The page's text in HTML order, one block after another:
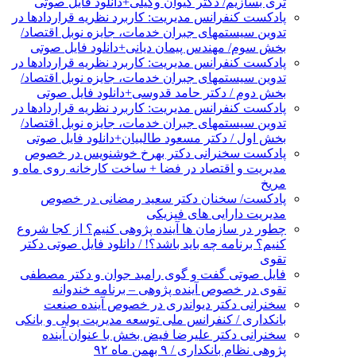
پادکست کنفرانس مدیریت: کاربرد نظریه قراردادها در
تدوین سیستمهای جبران خدمات، جایزه نوبل اقتصاد/
بخش سوم/ مهندس پیمان دیانی+دانلود فایل صوتی
پادکست کنفرانس مدیریت: کاربرد نظریه قراردادها در
تدوین سیستمهای جبران خدمات، جایزه نوبل اقتصاد/
بخش دوم / دکتر حامد قدوسی+دانلود فایل صوتی
پادکست کنفرانس مدیریت: کاربرد نظریه قراردادها در
تدوین سیستمهای جبران خدمات، جایزه نوبل اقتصاد/
بخش اول / دکتر مسعود طالبیان+دانلود فایل صوتی
پادکست سخنرانی دکتر بهرخ خوشنویس در خصوص
مدیریت و اقتصاد در فضا + ساخت کارخانه روی ماه و
مریخ
پادکست/ سخنان دکتر سعید رمضانی در خصوص
مدیریت دارایی های فیزیکی
چطور در سازمان ها آینده پژوهی کنیم؟ از کجا شروع
کنیم؟ برنامه چه باید باشد؟! / دانلود فایل صوتی دکتر
تقوی
فایل صوتی گفت و گوی رامبد جوان و دکتر مصطفی
تقوی در خصوص آینده پژوهی – برنامه خندوانه
سخنرانی دکتر دیواندری در خصوص آینده صنعت
بانکداری / کنفرانس ملی توسعه مدیریت پولی و بانکی
سخنرانی دکتر علیرضا فیض بخش با عنوان آینده
پژوهی نظام بانکداری / ۹ بهمن ماه ۹۲